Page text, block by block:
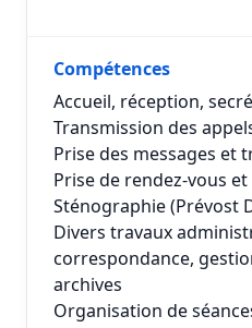
Compétences
Accueil, réception,
Transmission des
Prise des messages et
Prise de rendez-vous
Sténographie (Prévost
Divers travaux
correspondance,
archives
Organisation de